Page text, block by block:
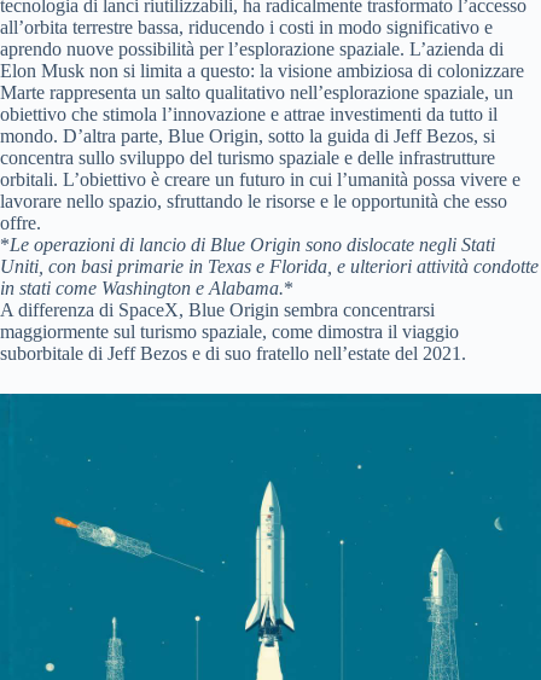
tecnologia di lanci riutilizzabili, ha radicalmente trasformato l’accesso
all’orbita terrestre bassa, riducendo i costi in modo significativo e
aprendo nuove possibilità per l’esplorazione spaziale. L’azienda di
Elon Musk non si limita a questo: la visione ambiziosa di colonizzare
Marte rappresenta un salto qualitativo nell’esplorazione spaziale, un
obiettivo che stimola l’innovazione e attrae investimenti da tutto il
mondo. D’altra parte, Blue Origin, sotto la guida di Jeff Bezos, si
concentra sullo sviluppo del turismo spaziale e delle infrastrutture
orbitali. L’obiettivo è creare un futuro in cui l’umanità possa vivere e
lavorare nello spazio, sfruttando le risorse e le opportunità che esso
offre.
*Le operazioni di lancio di Blue Origin sono dislocate negli Stati
Uniti, con basi primarie in Texas e Florida, e ulteriori attività condotte
in stati come Washington e Alabama.*
A differenza di SpaceX, Blue Origin sembra concentrarsi
maggiormente sul turismo spaziale, come dimostra il viaggio
suborbitale di Jeff Bezos e di suo fratello nell’estate del 2021.